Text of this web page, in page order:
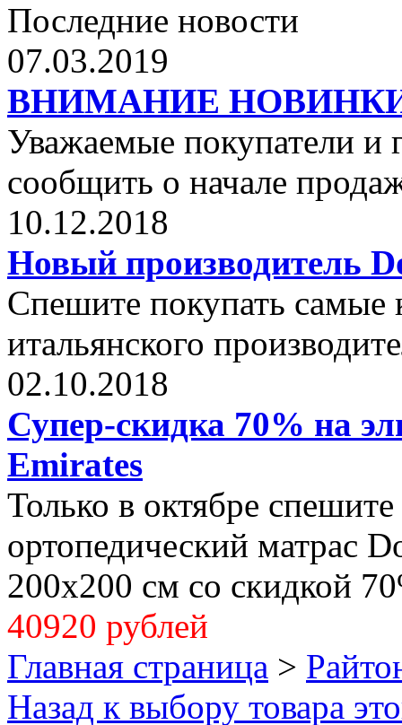
Последние новости
07.03.2019
ВНИМАНИЕ НОВИНКИ
Уважаемые покупатели
сообщить о начале
10.12.2018
Новый производитель
Спешите покупать самые
итальянского
02.10.2018
Супер-скидка 70% на
Emirates
Только в октябре
ортопедический матрас
200x200 см со скидкой
40920 рублей
Главная страница >
Назад к выбору товара